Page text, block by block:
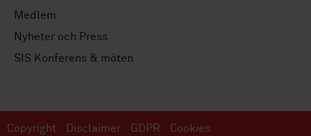
Medlem
Nyheter och Press
SIS Konferens & möten
Copyright Disclaimer GDPR Cookies